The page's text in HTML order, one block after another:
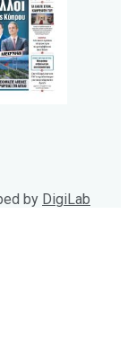
by DigiLab